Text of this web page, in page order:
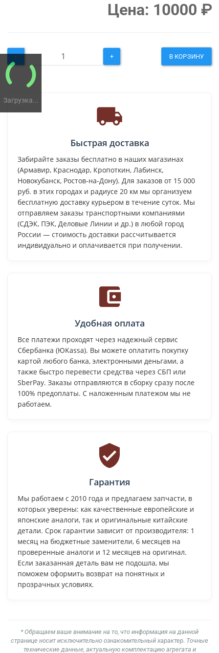
Загрузка...
Цена: 10000 ₽
- + В КОРЗИНУ
Быстрая доставка
Забирайте заказы бесплатно в наших магазинах
(Армавир, Краснодар, Кропоткин, Лабинск,
Новокубанск, Ростов-на-Дону). Для заказов от 15 000
руб. в этих городах и радиусе 20 км мы организуем
бесплатную доставку курьером в течение суток. Мы
отправляем заказы транспортными компаниями
(СДЭК, ПЭК, Деловые Линии и др.) в любой город
России — стоимость доставки рассчитывается
индивидуально и оплачивается при получении.
Удобная оплата
Все платежи проходят через надежный сервис
Сбербанка (ЮKassa). Вы можете оплатить покупку
картой любого банка, электронными деньгами, а
также быстро перевести средства через СБП или
SberPay. Заказы отправляются в сборку сразу после
100% предоплаты. С наложенным платежом мы не
работаем.
Гарантия
Мы работаем с 2010 года и предлагаем запчасти, в
которых уверены: как качественные европейские и
японские аналоги, так и оригинальные китайские
детали. Срок гарантии зависит от производителя: 1
месяц на бюджетные заменители, 6 месяцев на
проверенные аналоги и 12 месяцев на оригинал.
Если заказанная деталь вам не подошла, мы
поможем оформить возврат на понятных и
прозрачных условиях.
* Обращаем ваше внимание на то, что информация на данной
странице носит исключительно ознакомительный характер. Точные
технические данные, актуальную комплектацию агрегата и